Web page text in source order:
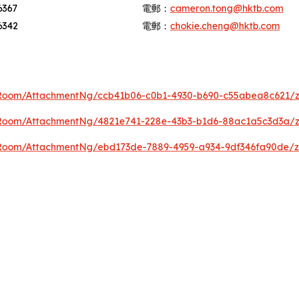
電郵： cameron.tong@hktb.com
電郵： chokie.cheng@hktb.com
AttachmentNg/ccb41b06-c0b1-4930-b690-c55abea8c621/
AttachmentNg/4821e741-228e-43b3-b1d6-88ac1a5c3d3a/
AttachmentNg/ebd173de-7889-4959-a934-9df346fa90de/